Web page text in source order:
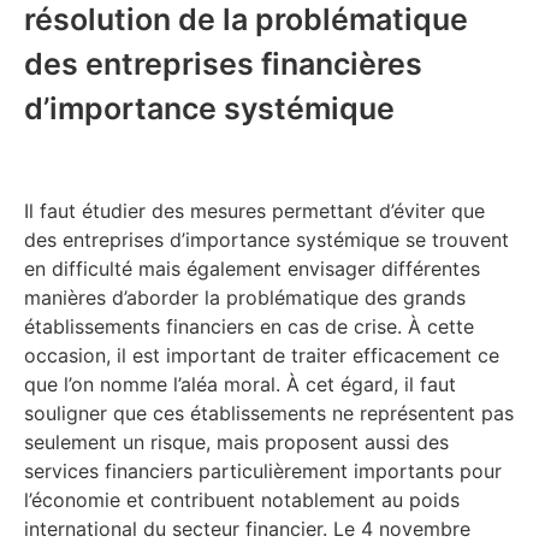
résolution de la problématique
des entreprises financières
d’importance systémique
Il faut étudier des mesures permettant d’éviter que
des entreprises d’importance systémique se trouvent
en difficulté mais également envisager différentes
manières d’aborder la problématique des grands
établissements financiers en cas de crise. À cette
occasion, il est important de traiter efficacement ce
que l’on nomme l’aléa moral. À cet égard, il faut
souligner que ces établissements ne représentent pas
seulement un risque, mais proposent aussi des
services financiers particulièrement importants pour
l’économie et contribuent notablement au poids
international du secteur financier. Le 4 novembre